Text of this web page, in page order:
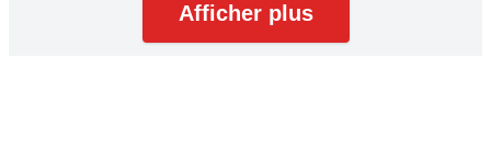
Afficher plus